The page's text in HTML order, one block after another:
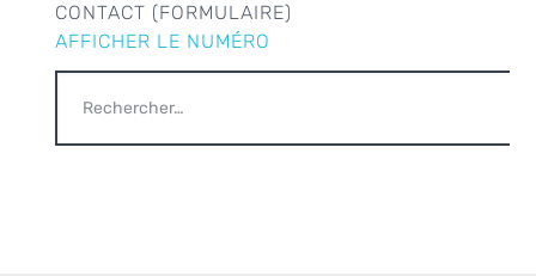
CONTACT (FORMULAIRE)
AFFICHER LE NUMÉRO
RECHERCHER :